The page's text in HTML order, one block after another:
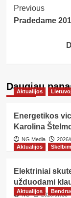
Post
Previous
Pradedame
Daugiau
Aktualijos
Energetikos
Karolina
NG Media
2026/
Aktualijos
Elektriniai
užduodami
NG 2026/07/30
Aktualijos